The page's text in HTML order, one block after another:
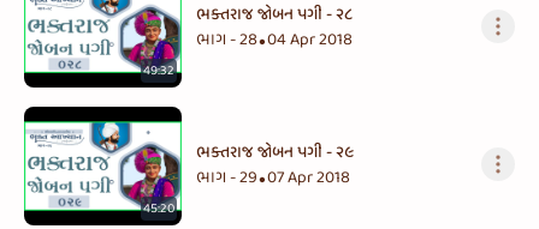
49:32
ભક્તરાજ જોબન પગી - ૨૮
ભાગ - 28•04 Apr 2018
45:20
ભક્તરાજ જોબન પગી - ૨૯
ભાગ - 29•07 Apr 2018